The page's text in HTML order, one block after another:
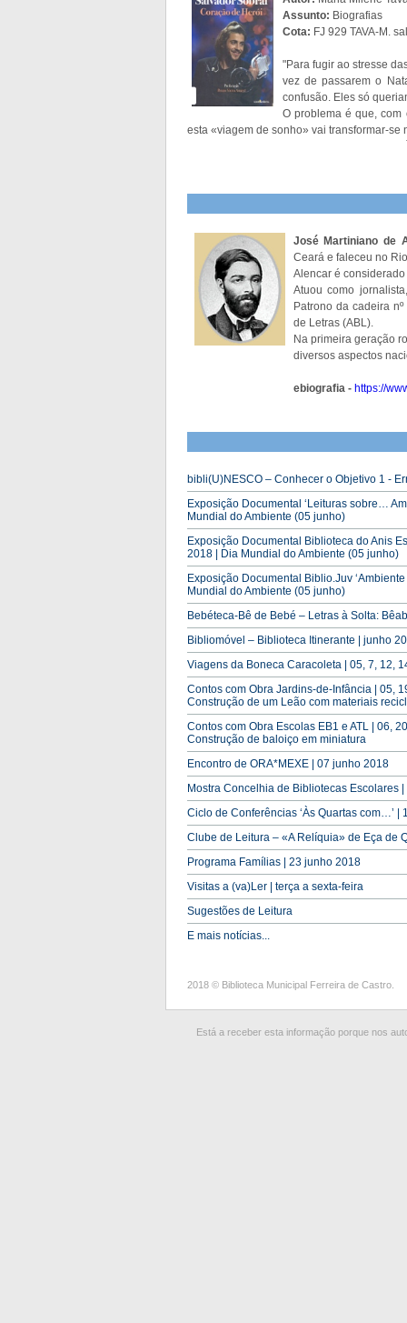
Assunto: Biografias
Cota: FJ 929 TAVA-M. sal
"Para fugir ao stresse
vez de passarem o
confusão. Eles só
O problema é que, com
esta «viagem de sonho» vai transformar-se
José Martiniano de
Ceará e faleceu no
Alencar é
Atuou como
Patrono da cadeira
de Letras (ABL).
Na primeira geração
diversos aspectos
ebiografia - https://
bibli(U)NESCO – Conhecer o Objetivo 1 -
Exposição Documental ‘Leituras sobre…
Mundial do Ambiente (05 junho)
Exposição Documental Biblioteca do Anis
2018 | Dia Mundial do Ambiente (05 junho)
Exposição Documental Biblio.Juv
Mundial do Ambiente (05 junho)
Bebéteca-Bê de Bebé – Letras à Solta:
Bibliomóvel – Biblioteca Itinerante | junho
Viagens da Boneca Caracoleta | 05, 7, 12,
Contos com Obra Jardins-de-Infância | 05,
Construção de um Leão com materiais
Contos com Obra Escolas EB1 e ATL | 06,
Construção de baloiço em miniatura
Encontro de ORA*MEXE | 07 junho 2018
Mostra Concelhia de Bibliotecas Escolares
Ciclo de Conferências ‘Às Quartas com…’ |
Clube de Leitura – «A Relíquia» de Eça de
Programa Famílias | 23 junho 2018
Visitas a (va)Ler | terça a sexta-feira
Sugestões de Leitura
E mais notícias...
2018 © Biblioteca Municipal Ferreira de Castro.
Está a receber esta informação porque nos